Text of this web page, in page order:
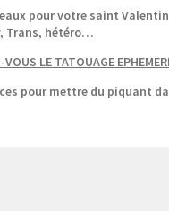
pour votre saint
Trans, hétéro…
LE TATOUAGE
pour mettre du piquant